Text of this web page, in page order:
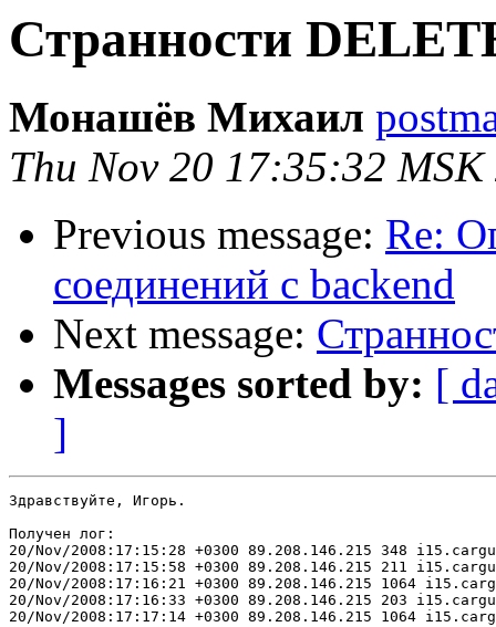
Странности
Монашёв Михаил
Thu Nov 20 17:35:32 MSK
Previous message: Re:
соединений с backend
Next message:
Messages sorted by: [
]
Здравствуйте, Игорь.
Получен лог:
20/Nov/2008:17:15:28 +0300 89.208.146.215 348
20/Nov/2008:17:15:58 +0300 89.208.146.215 211
20/Nov/2008:17:16:21 +0300 89.208.146.215 1064
20/Nov/2008:17:16:33 +0300 89.208.146.215 203
20/Nov/2008:17:17:14 +0300 89.208.146.215 1064